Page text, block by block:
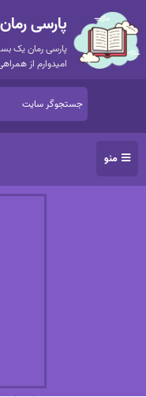
پارسی رمان
پارسی رمان یک
امیدوارم از
منو